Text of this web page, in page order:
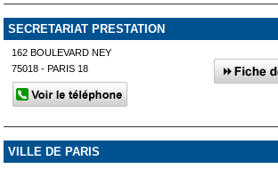
SECRETARIAT PRESTATION
162 BOULEVARD NEY
75018 - PARIS 18
VILLE DE PARIS